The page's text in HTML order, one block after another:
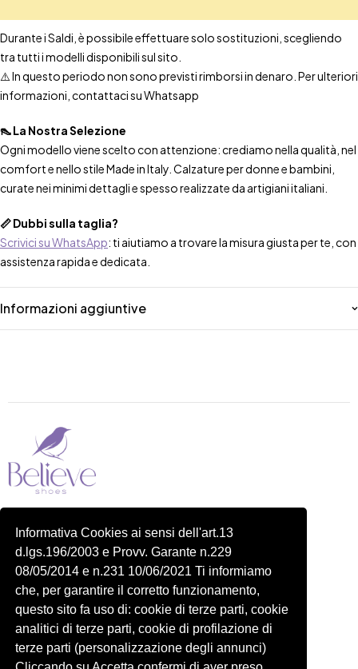
Informativa Cookies ai sensi dell'art.13
d.lgs.196/2003 e Provv. Garante n.229
08/05/2014 e n.231 10/06/2021 Ti informiamo
che, per garantire il corretto funzionamento,
questo sito fa uso di: cookie di terze parti, cookie
analitici di terze parti, cookie di profilazione di
terze parti (personalizzazione degli annunci)
Durante i Saldi, è possibile effettuare solo sostituzioni, scegliendo
tra tutti i modelli disponibili sul sito.
⚠️ In questo periodo non sono previsti rimborsi in denaro. Per ulteriori
informazioni, contattaci su Whatsapp
👠 La Nostra Selezione
Ogni modello viene scelto con attenzione: crediamo nella qualità, nel
comfort e nello stile Made in Italy. Calzature per donne e bambini,
curate nei minimi dettagli e spesso realizzate da artigiani italiani.
📏 Dubbi sulla taglia?
Scrivici su WhatsApp: ti aiutiamo a trovare la misura giusta per te, con
assistenza rapida e dedicata.
Informazioni aggiuntive
P.IVA 14822091006
N.REA: RM-1548401
C.SOCIALE: €10,00
334 918 4321
Shop
Donna
Account
Carrello
Profilo